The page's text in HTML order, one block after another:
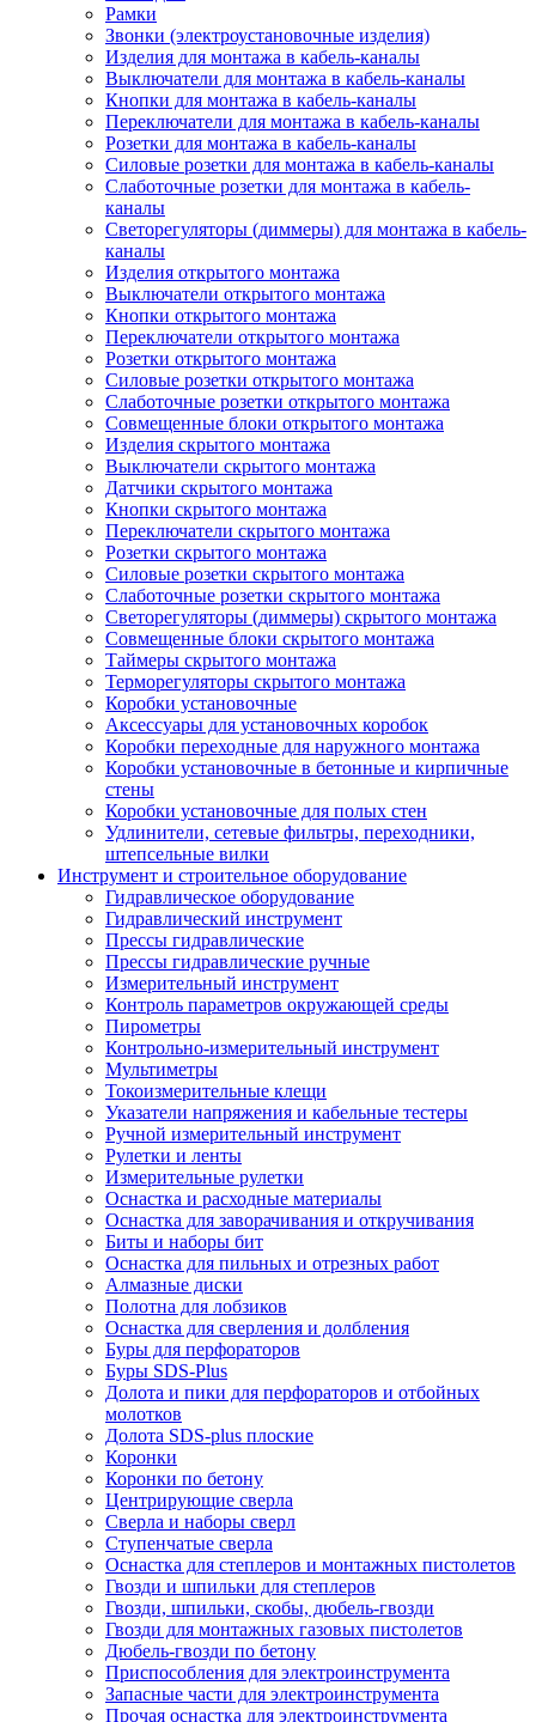
Рамки
Звонки (электроустановочные изделия)
Изделия для монтажа в кабель-каналы
Выключатели для монтажа в кабель-каналы
Кнопки для монтажа в кабель-каналы
Переключатели для монтажа в кабель-каналы
Розетки для монтажа в кабель-каналы
Силовые розетки для монтажа в кабель-каналы
Слаботочные розетки для монтажа в кабель-
каналы
Светорегуляторы (диммеры) для монтажа в кабель-
каналы
Изделия открытого монтажа
Выключатели открытого монтажа
Кнопки открытого монтажа
Переключатели открытого монтажа
Розетки открытого монтажа
Силовые розетки открытого монтажа
Слаботочные розетки открытого монтажа
Совмещенные блоки открытого монтажа
Изделия скрытого монтажа
Выключатели скрытого монтажа
Датчики скрытого монтажа
Кнопки скрытого монтажа
Переключатели скрытого монтажа
Розетки скрытого монтажа
Силовые розетки скрытого монтажа
Слаботочные розетки скрытого монтажа
Светорегуляторы (диммеры) скрытого монтажа
Совмещенные блоки скрытого монтажа
Таймеры скрытого монтажа
Терморегуляторы скрытого монтажа
Коробки установочные
Аксессуары для установочных коробок
Коробки переходные для наружного монтажа
Коробки установочные в бетонные и кирпичные
стены
Коробки установочные для полых стен
Удлинители, сетевые фильтры, переходники,
штепсельные вилки
Инструмент и строительное оборудование
Гидравлическое оборудование
Гидравлический инструмент
Прессы гидравлические
Прессы гидравлические ручные
Измерительный инструмент
Контроль параметров окружающей среды
Пирометры
Контрольно-измерительный инструмент
Мультиметры
Токоизмерительные клещи
Указатели напряжения и кабельные тестеры
Ручной измерительный инструмент
Рулетки и ленты
Измерительные рулетки
Оснастка и расходные материалы
Оснастка для заворачивания и откручивания
Биты и наборы бит
Оснастка для пильных и отрезных работ
Алмазные диски
Полотна для лобзиков
Оснастка для сверления и долбления
Буры для перфораторов
Буры SDS-Plus
Долота и пики для перфораторов и отбойных
молотков
Долота SDS-plus плоские
Коронки
Коронки по бетону
Центрирующие сверла
Сверла и наборы сверл
Ступенчатые сверла
Оснастка для степлеров и монтажных пистолетов
Гвозди и шпильки для степлеров
Гвозди, шпильки, скобы, дюбель-гвозди
Гвозди для монтажных газовых пистолетов
Дюбель-гвозди по бетону
Приспособления для электроинструмента
Запасные части для электроинструмента
Прочая оснастка для электроинструмента